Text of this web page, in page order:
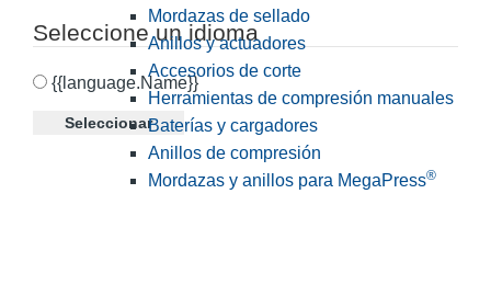
Seleccione un idioma
{{language.Name}}
Seleccionar
Mordazas de sellado
Anillos y actuadores
Accesorios de corte
Herramientas de compresión manuales
Baterías y cargadores
Anillos de compresión
Mordazas y anillos para MegaPress®